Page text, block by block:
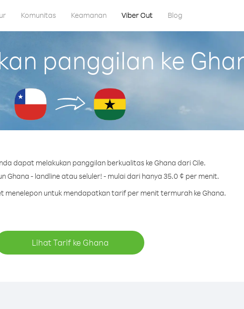
Komunitas Keamanan Viber Out Blog
panggilan ke
dapat melakukan panggilan berkualitas ke Ghana dari Cile.
Ghana - landline atau seluler! - mulai dari hanya 35.0 ¢ per menit.
menelepon untuk mendapatkan tarif per menit termurah ke Ghana.
Lihat Tarif ke Ghana